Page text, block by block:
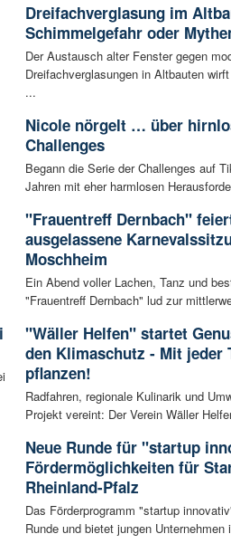
Dreifachverglasung im
Schimmelgefahr oder
Der Austausch alter Fenster gegen
Dreifachverglasungen in Altbauten
...
Nicole nörgelt … über
Challenges
Begann die Serie der Challenges auf
Jahren mit eher harmlosen
"Frauentreff Dernbach"
ausgelassene
Moschheim
Ein Abend voller Lachen, Tanz und
"Frauentreff Dernbach" lud zur
"Wäller Helfen" startet
den Klimaschutz - Mit jeder
pflanzen!
Radfahren, regionale Kulinarik und
Projekt vereint: Der Verein Wäller
Neue Runde für "startup
Fördermöglichkeiten für
Rheinland-Pfalz
Das Förderprogramm "startup
Runde und bietet jungen